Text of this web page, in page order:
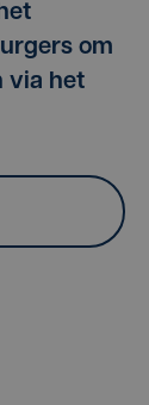
om
via het